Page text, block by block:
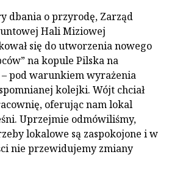
dbania o przyrodę, Zarząd
Hali Miziowej
się do utworzenia nowego
na kopule Pilska na
pod warunkiem wyrażenia
kolejki. Wójt chciał
oferując nam lokal
Uprzejmie odmówiliśmy,
lokalowe są zaspokojone i w
nie przewidujemy zmiany